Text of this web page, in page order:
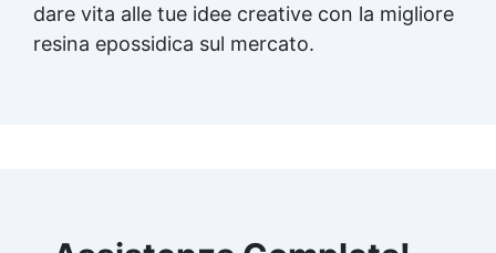
dare vita alle tue idee creative con la migliore
resina epossidica sul mercato.